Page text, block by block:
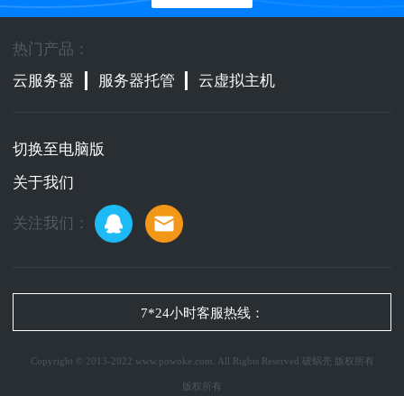
热门产品：
云服务器
服务器托管 云虚拟主机
切换至电脑版
关于我们
关注我们：
7*24小时客服热线：
Copyright © 2013-2022 www.powoke.com. All Rights Reserved.破蜗壳 版权所有
版权所有